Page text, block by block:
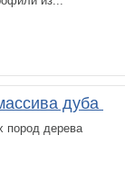
дуба
пород дерева